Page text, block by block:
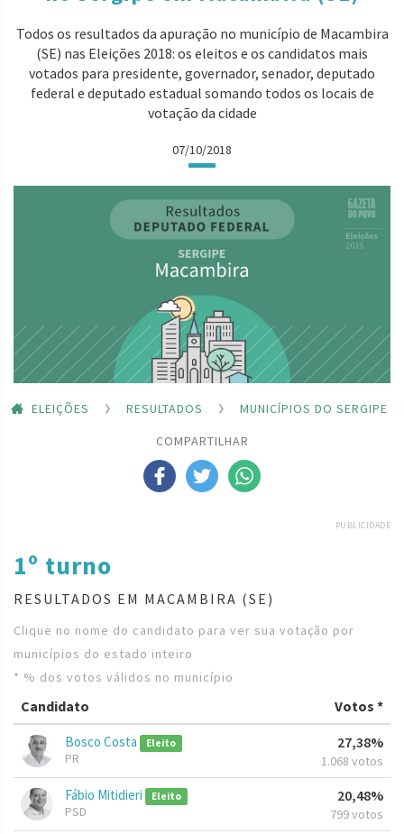
Todos os resultados da apuração no município de Macambira
(SE) nas Eleições 2018: os eleitos e os candidatos mais
votados para presidente, governador, senador, deputado
federal e deputado estadual somando todos os locais de
votação da cidade
07/10/2018
ELEIÇÕES RESULTADOS
MUNICÍPIOS DO SERGIPE
COMPARTILHAR
PUBLICIDADE
1º turno
RESULTADOS EM MACAMBIRA (SE)
Clique no nome do candidato para ver sua votação por
municípios do estado inteiro
* % dos votos válidos no município
Candidato Votos *
Bosco Costa Eleito
PR
27,38%
1.068 votos
Fábio Mitidieri Eleito
PSD
20,48%
799 votos